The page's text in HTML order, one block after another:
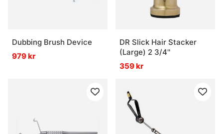
Dubbing Brush Device
979 kr
DR Slick Hair Stacker
(Large) 2 3/4''
359 kr